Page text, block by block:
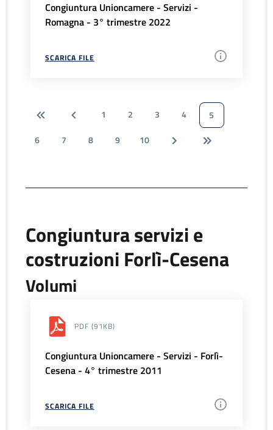
Congiuntura Unioncamere - Servizi -
Romagna - 3° trimestre 2022
SCARICA FILE
1 2 3 4
5
6
7 8 9 10
Congiuntura servizi e
costruzioni Forlì-Cesena
Volumi
PDF (91KB)
Congiuntura Unioncamere - Servizi - Forlì-
Cesena - 4° trimestre 2011
SCARICA FILE